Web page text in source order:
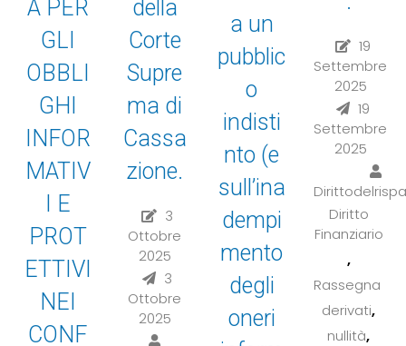
A PER
GLI
OBBLI
GHI
INFOR
MATIV
I E
PROT
ETTIVI
NEI
CONF
della
Corte
Supre
ma di
Cassa
zione.
3
Ottobre
2025
3
Ottobre
2025
a un
pubblic
o
indisti
nto (e
sull’ina
dempi
mento
degli
oneri
19
Settembre
2025
19
Settembre
2025
Diritto
Finanziario
,
Rassegna
derivati,
nullità,